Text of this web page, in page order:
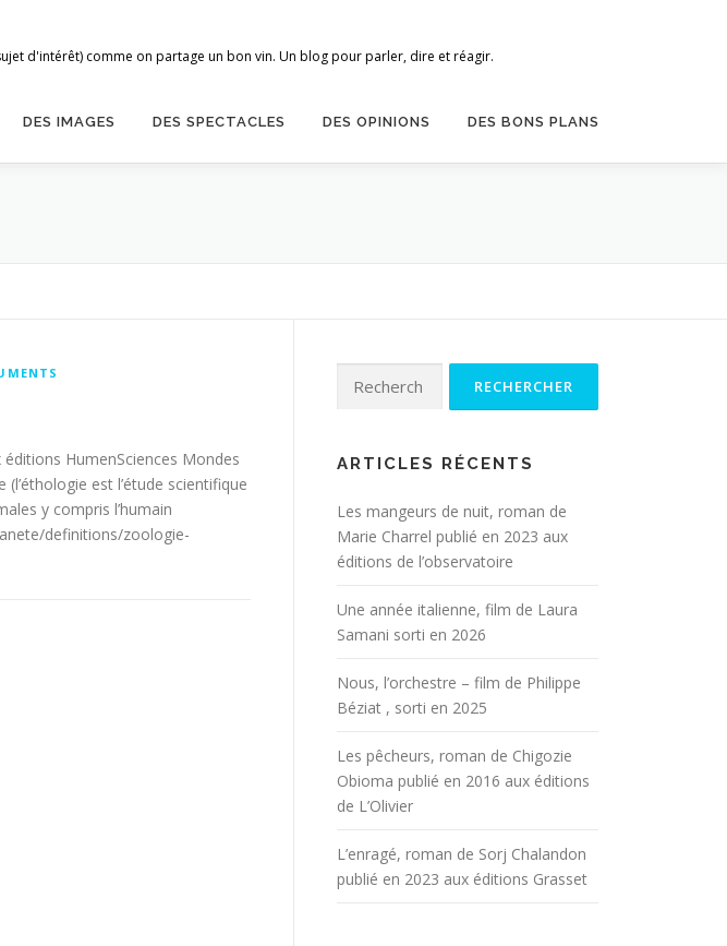
d'intérêt) comme on partage un bon vin. Un blog pour parler, dire et réagir.
DES IMAGES DES SPECTACLES DES OPINIONS DES BONS PLANS
éditions HumenSciences Mondes
est l’étude scientifique
y compris l’humain
definitions/zoologie-
ARTICLES RÉCENTS
Les mangeurs de nuit, roman de
Marie Charrel publié en 2023 aux
éditions de l’observatoire
Une année italienne, film de Laura
Samani sorti en 2026
Nous, l’orchestre – film de Philippe
Béziat , sorti en 2025
Les pêcheurs, roman de Chigozie
Obioma publié en 2016 aux éditions
de L’Olivier
L’enragé, roman de Sorj Chalandon
publié en 2023 aux éditions Grasset